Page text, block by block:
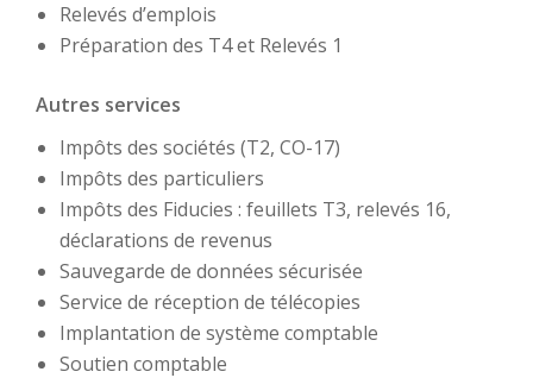
Relevés d’emplois
Préparation des T4 et Relevés 1
Autres services
Impôts des sociétés (T2, CO-17)
Impôts des particuliers
Impôts des Fiducies : feuillets T3, relevés 16,
déclarations de revenus
Sauvegarde de données sécurisée
Service de réception de télécopies
Implantation de système comptable
Soutien comptable